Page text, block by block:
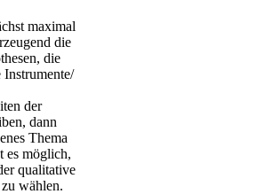
maximal
die
die
Instrumente/
der
dann
Thema
es möglich,
qualitative
wählen.